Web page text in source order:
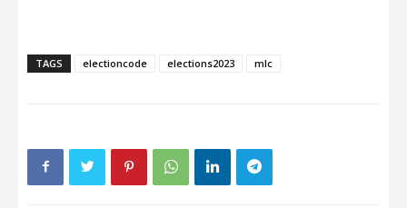
TAGS electioncode elections2023 mlc